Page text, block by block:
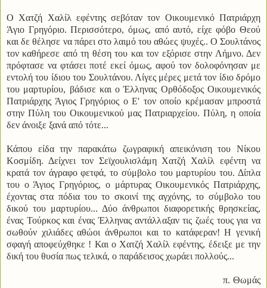
Ο Χατζή Χαλίλ εφέντης σεβόταν τον Οικουμενικό Πατριάρχη
Άγιο Γρηγόριο. Περισσότερο, όμως, από αυτό, είχε φόβο Θεού
και δε θέλησε να πάρει στο λαιμό του αθώες ψυχές.. Ο Σουλτάνος
τον καθήρεσε από τη θέση του και τον εξόρισε στην Λήμνο. Δεν
πρόφτασε να φτάσει ποτέ εκεί όμως, αφού τον δολοφόνησαν με
εντολή του ίδιου του Σουλτάνου. Λίγες μέρες μετά τον ίδιο δρόμο
του μαρτυρίου, βάδισε και ο Έλληνας Ορθόδοξος Οικουμενικός
Πατριάρχης Άγιος Γρηγόριος ο Ε' τον οποίο κρέμασαν μπροστά
στην Πύλη του Οικουμενικού μας Πατριαρχείου. Πύλη, η οποία
δεν άνοιξε ξανά από τότε...
Κάπου είδα την παρακάτω ζωγραφική απεικόνιση του Νίκου
Κοσμίδη. Δείχνει τον Σεϊχουλισλάμη Χατζή Χαλίλ εφέντη να
κρατά τον άγραφο φετφά, το σύμβολο του μαρτυρίου του. Δίπλα
του ο Άγιος Γρηγόριος, ο μάρτυρας Οικουμενικός Πατριάρχης,
έχοντας στα πόδια του το σκοινί της αγχόνης, το σύμβολο του
δικού του μαρτυρίου... Δύο άνθρωποι διαφορετικής θρησκείας,
ένας Τούρκος και ένας Έλληνας αντάλλαξαν τις ζωές τους για να
σωθούν χιλιάδες αθώοι άνθρωποι και το κατάφεραν! Η γενική
σφαγή αποφεύχθηκε ! Και ο Χατζή Χαλίλ εφέντης, έδειξε με την
δική του θυσία πως τελικά, ο παράδεισος χωράει πολλούς...
π. Θωμάς